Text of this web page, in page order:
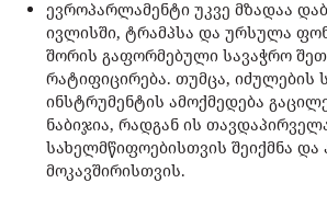
ევროპარლამენტი უკვე მზადაა
ივლისში, ტრამპსა და ურსულა
შორის გაფორმებული სავაჭრო
რატიფიცირება. თუმცა, იძულების
ინსტრუმენტის ამოქმედება
ნაბიჯია, რადგან ის
სახელმწიფოებისთვის შეიქმნა და
მოკავშირისთვის.